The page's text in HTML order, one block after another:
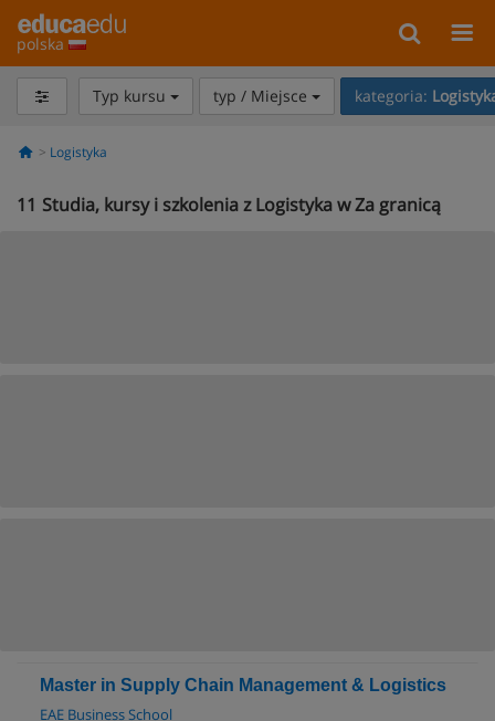
polska
Typ kursu typ / Miejsce kategoria:
Logistyka
11 Studia, kursy i szkolenia z Logistyka w Za granicą
Master in Supply Chain Management & Logistics
EAE Business School